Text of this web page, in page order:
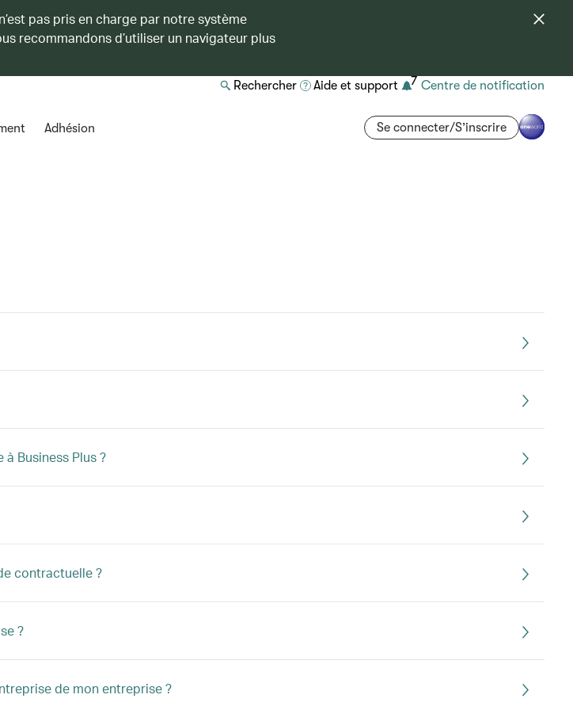
pas pris en charge par notre système
recommandons d’utiliser un navigateur plus
Rechercher Aide et support 7 Centre de notification
Adhésion Se connecter/S’inscrire
Business Plus ?
contractuelle ?
?
de mon entreprise ?